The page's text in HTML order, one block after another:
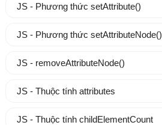
JS - Phương thức setAttribute()
JS - Phương thức setAttributeNode()
JS - removeAttributeNode()
JS - Thuộc tính attributes
JS - Thuộc tính childElementCount